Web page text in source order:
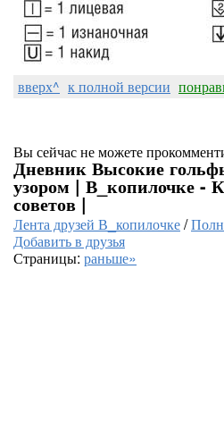
вверх^ к полной версии
Вы сейчас не можете
Дневник Высокие
узором | В_копилочке -
советов |
Лента друзей В_копилочке/
Добавить в друзья
Страницы: раньше»